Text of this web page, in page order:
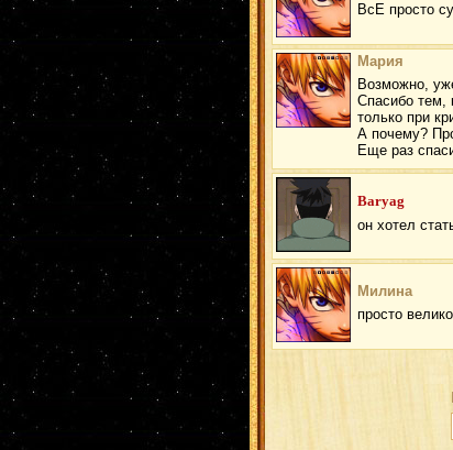
ВсЕ просто
Мария
Возможно,
Спасибо тем,
только при
А почему?
Еще раз
Baryag
он хотел
Милина
просто